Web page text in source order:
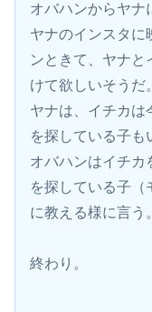
オバハンからヤナ
ヤナのインスタに
ンときて、ヤナと
けて欲しいそうだ。
ヤナは、イチカは
を探している子も
オバハンはイチカ
を探している子（
に教える様に言う。
終わり。